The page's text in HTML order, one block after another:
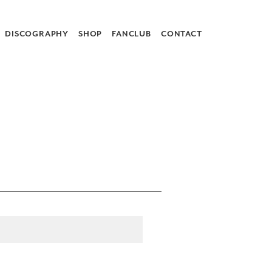
DISCOGRAPHY SHOP FANCLUB CONTACT